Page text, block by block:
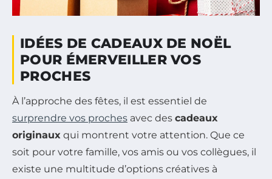
IDÉES DE CADEAUX DE NOËL
POUR ÉMERVEILLER VOS
PROCHES
À l’approche des fêtes, il est essentiel de
surprendre vos proches avec des cadeaux
originaux qui montrent votre attention. Que ce
soit pour votre famille, vos amis ou vos collègues, il
existe une multitude d’options créatives à